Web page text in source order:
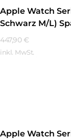
Apple Watch
Schwarz M/L)
447,90 €
inkl. MwSt.
Apple Watch